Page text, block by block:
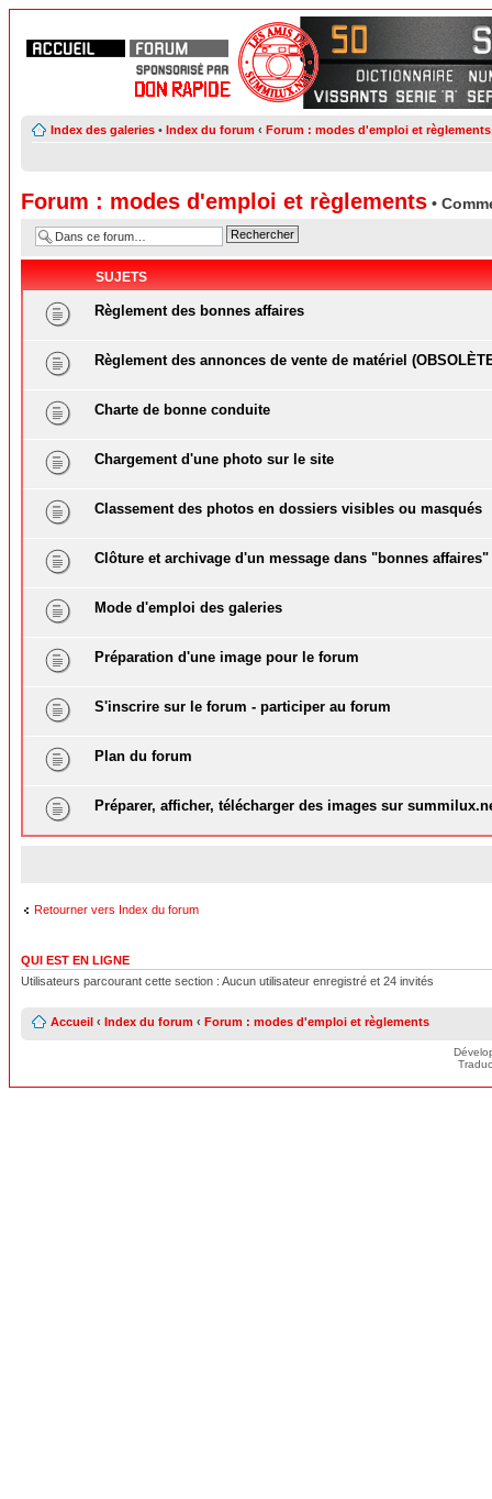
Index des galeries • Index du forum ‹ Forum : modes d'emploi et règlements
Forum : modes d'emploi et règlements •
SUJETS
Règlement des bonnes affaires
Règlement des annonces de vente de matériel
Charte de bonne conduite
Chargement d'une photo sur le site
Classement des photos en dossiers visibles ou masqués
Clôture et archivage d'un message dans "bonnes affaires"
Mode d'emploi des galeries
Préparation d'une image pour le forum
S'inscrire sur le forum - participer au forum
Plan du forum
Préparer, afficher, télécharger des images sur
Retourner vers Index du forum
QUI EST EN LIGNE
Utilisateurs parcourant cette section : Aucun utilisateur enregistré et 24 invités
Accueil ‹ Index du forum ‹ Forum : modes d'emploi et règlements